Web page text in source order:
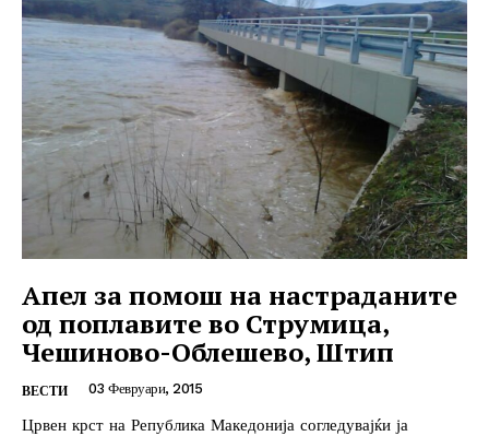
Апел за помош на настраданите
од поплавите во Струмица,
Чешиново-Облешево, Штип
ВЕСТИ 03 Февруари, 2015
Црвен крст на Република Македонија согледувајќи ја